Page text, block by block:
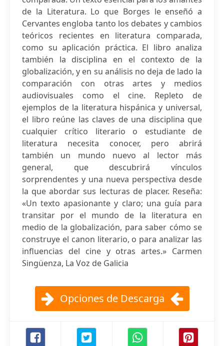
de la Literatura. Lo que Borges le enseñó a
Cervantes engloba tanto los debates y cambios
teóricos recientes en literatura comparada,
como su aplicación práctica. El libro analiza
también la disciplina en el contexto de la
globalización, y en su análisis no deja de lado la
comparación con otras artes y medios
audiovisuales como el cine. Repleto de
ejemplos de la literatura hispánica y universal,
el libro reúne las claves de una disciplina que
cualquier crítico literario o estudiante de
literatura necesita conocer, pero abrirá
también un mundo nuevo al lector más
general, que descubrirá vínculos
sorprendentes y una nueva perspectiva desde
la que abordar sus lecturas de placer. Reseña:
«Un texto apasionante y claro; una guía para
transitar por el mundo de la literatura en
medio de la globalización, para saber cómo se
construye el canon literario, o para analizar las
influencias del cine y otras artes.» Carmen
Singüenza, La Voz de Galicia
Opciones de Descarga